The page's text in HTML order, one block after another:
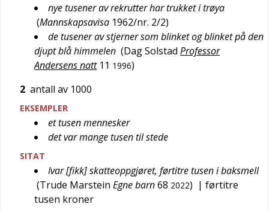
nye tusener av rekrutter har trukket i trøya
(Mannskapsavisa 1962/nr. 2/2)
de tusener av stjerner som blinket og blinket på den
djupt blå himmelen (Dag Solstad Professor
Andersens natt 11 1996)
2 antall av 1000
EKSEMPLER
et tusen mennesker
det var mange tusen til stede
SITAT
Ivar [fikk] skatteoppgjøret, førtitre tusen i baksmell
(Trude Marstein Egne barn68 2022) | førtitre
tusen kroner